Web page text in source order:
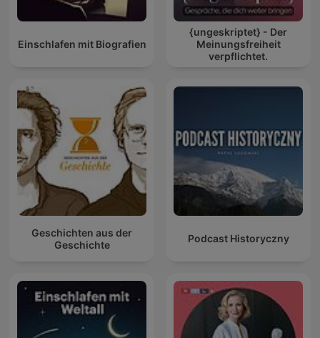
Einschlafen mit Biografien
{ungeskriptet} - Der
Meinungsfreiheit
verpflichtet.
Geschichten aus der
Geschichte
Podcast Historyczny